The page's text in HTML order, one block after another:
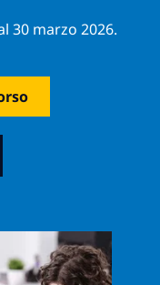
30 marzo 2026.